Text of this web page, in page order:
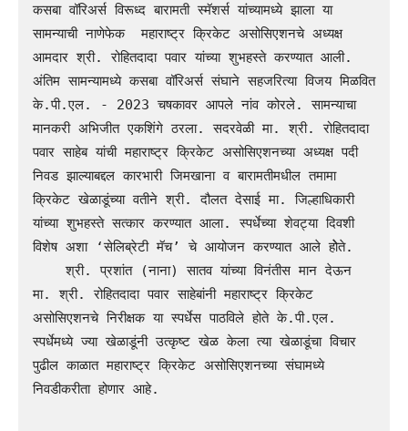
कसबा वॉरिअर्स विरूध्द बारामती स्मॅशर्स यांच्यामध्ये झाला या
सामन्याची नाणेफेक  महाराष्ट्र क्रिकेट असोसिएशनचे अध्यक्ष
आमदार श्री. रोहितदादा पवार यांच्या शुभहस्ते करण्यात आली.
अंतिम सामन्यामध्ये कसबा वॉरिअर्स संघाने सहजरित्या विजय मिळवित
के.पी.एल. - 2023 चषकावर आपले नांव कोरले. सामन्याचा
मानकरी अभिजीत एकशिंगे ठरला. सदरवेळी मा. श्री. रोहितदादा
पवार साहेब यांची महाराष्ट्र क्रिकेट असोसिएशनच्या अध्यक्ष पदी
निवड झाल्याबद्दल कारभारी जिमखाना व बारामतीमधील तमामा
क्रिकेट खेळाडूंच्या वतीने श्री. दौलत देसाई मा. जिल्हाधिकारी
यांच्या शुभहस्ते सत्कार करण्यात आला. स्पर्धेच्या शेवट्या दिवशी
विशेष अशा ‘सेलिब्रेटी मॅच’ चे आयोजन करण्यात आले होेते.
    श्री. प्रशांत (नाना) सातव यांच्या विनंतीस मान देऊन
मा. श्री. रोहितदादा पवार साहेबांनी महाराष्ट्र क्रिकेट
असोसिएशनचे निरीक्षक या स्पर्धेस पाठविले होते के.पी.एल.
स्पर्धेमध्ये ज्या खेळाडूंनी उत्कृष्ट खेळ केला त्या खेळाडूंचा विचार
पुढील काळात महाराष्ट्र क्रिकेट असोसिएशनच्या संघामध्ये
निवडीकरीता होणार आहे.